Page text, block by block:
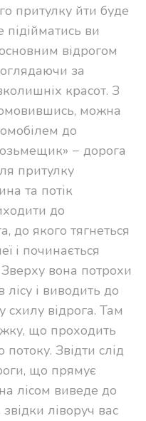
притулку йти буде
ви
відрогом
за
красот. З
можна
до
− дорога
притулку
та потік
до
до якого тягнеться
і починається
вона потрохи
і виводить до
схилу відрога. Там
що проходить
Звідти слід
що прямує
лісом виведе до
ліворуч вас